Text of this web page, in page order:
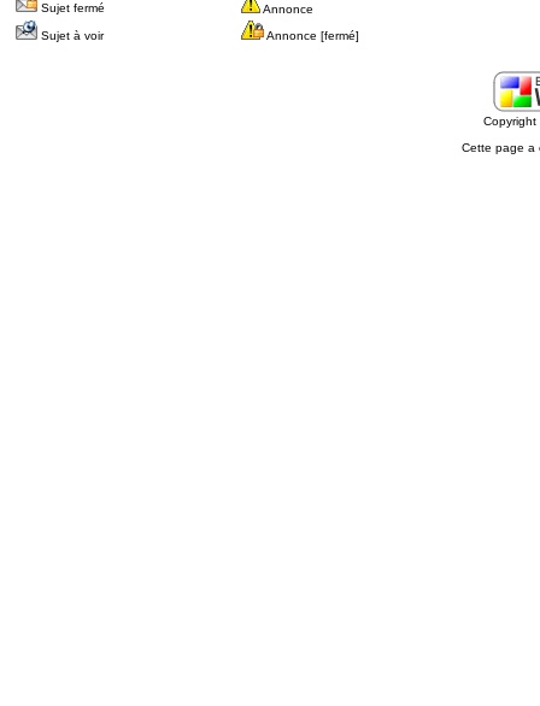
Sujet fermé
Annonce
Sujet à voir
Annonce [fermé]
Cette page a